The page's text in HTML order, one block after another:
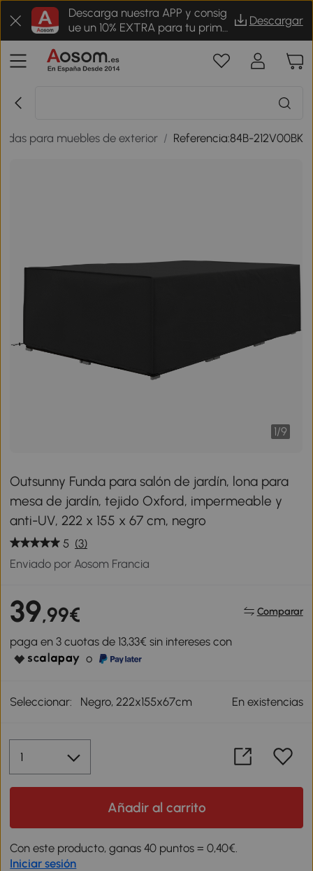
Descarga nuestra APP y consig
ue un 10% EXTRA para tu prime
r pedido
Descargar
para muebles de exterior / Referencia:84B-212V00BK
1/9
Outsunny Funda para salón de jardín, lona para
mesa de jardín, tejido Oxford, impermeable y
anti-UV, 222 x 155 x 67 cm, negro
5 (3)
Enviado por Aosom Francia
39,99€ Comparar
paga en 3 cuotas de 13,33€ sin intereses con
o
Seleccionar: Negro, 222x155x67cm En existencias
Añadir al carrito
Con este producto, ganas 40 puntos = 0,40€.
Iniciar sesión